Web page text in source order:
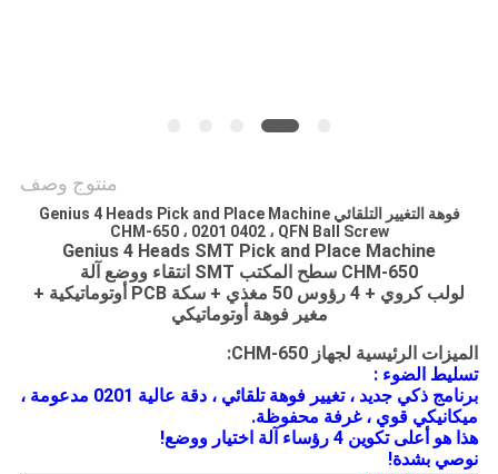
منتوج وصف
فوهة التغيير التلقائي Genius 4 Heads Pick and Place Machine
CHM-650 ، 0201 0402 ، QFN Ball Screw
Genius 4 Heads SMT Pick and Place Machine
CHM-650 سطح المكتب SMT انتقاء ووضع آلة
لولب كروي + 4 رؤوس 50 مغذي + سكة PCB أوتوماتيكية +
مغير فوهة أوتوماتيكي
الميزات الرئيسية لجهاز CHM-650:
تسليط الضوء :
برنامج ذكي جديد ، تغيير فوهة تلقائي ، دقة عالية 0201 مدعومة ،
ميكانيكي قوي ، غرفة محفوظة.
هذا هو أعلى تكوين 4 رؤساء آلة اختيار ووضع!
نوصي بشدة!